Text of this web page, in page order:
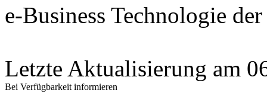
e-Business Technologie
Letzte Aktualisierung am
Bei Verfügbarkeit informieren